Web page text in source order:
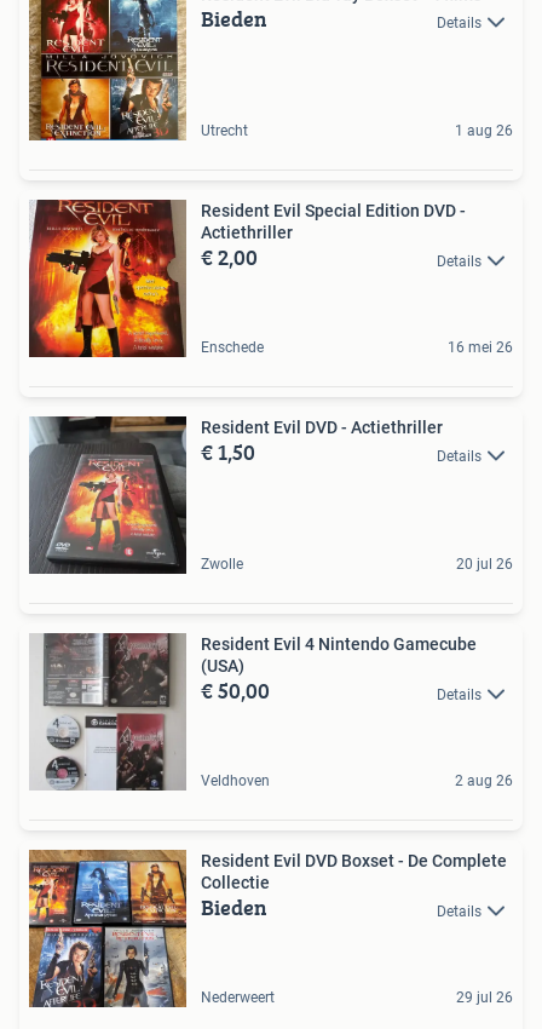
Bieden Details
Utrecht 1 aug 26
Resident Evil Special Edition DVD -
Actiethriller
€ 2,00 Details
Enschede 16 mei 26
Resident Evil DVD - Actiethriller
€ 1,50 Details
Zwolle 20 jul 26
Resident Evil 4 Nintendo Gamecube
(USA)
€ 50,00 Details
Veldhoven 2 aug 26
Resident Evil DVD Boxset - De Complete
Collectie
Bieden Details
Nederweert 29 jul 26